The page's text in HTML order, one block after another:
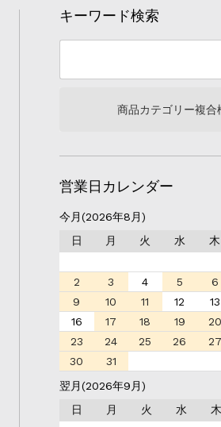
キーワード検索
商品カテゴリー複合
営業日カレンダー
今月(2026年8月)
日
月 火 水 木
2
3 4 5 6
9
10 11 12 13
16
17 18 19 20
23
24 25 26 27
30
31
翌月(2026年9月)
日
月 火 水 木